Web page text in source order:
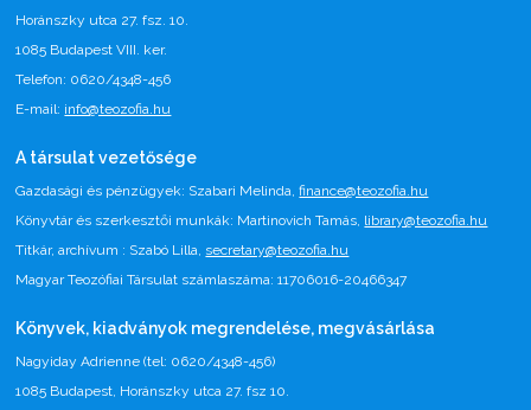
Horánszky utca 27. fsz. 10.
1085 Budapest VIII. ker.
Telefon: 0620/4348-456
E-mail: info@teozofia.hu
A társulat vezetősége
Gazdasági és pénzügyek: Szabari Melinda,finance@teozofia.hu
Könyvtár és szerkesztői munkák: Martinovich Tamás, library@teozofia.hu
Titkár, archívum : Szabó Lilla, secretary@teozofia.hu
Magyar Teozófiai Társulat számlaszáma: 11706016-20466347
Könyvek, kiadványok megrendelése, megvásárlása
Nagyiday Adrienne (tel: 0620/4348-456)
1085 Budapest, Horánszky utca 27. fsz 10.